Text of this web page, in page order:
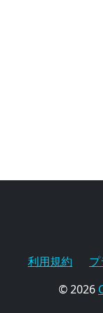
利用規約
© 2026